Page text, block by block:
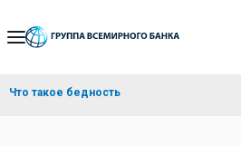
Skip
Navigation
Что такое бедность